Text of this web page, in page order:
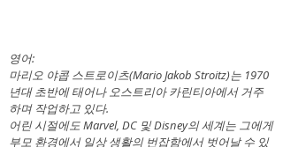
영어:
마리오 야콥 스트로이츠(Mario Jakob Stroitz)는 1970
년대 초반에 태어나 오스트리아 카린티아에서 거주
하며 작업하고 있다.
어린 시절에도 Marvel, DC 및 Disney의 세계는 그에게
부모 환경에서 일상 생활의 번잡함에서 벗어날 수 있